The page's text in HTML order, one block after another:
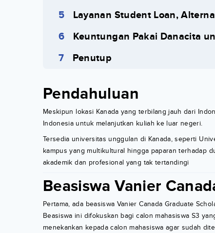
Layanan Student Loan,
Keuntungan Pakai Danacita
Penutup
Pendahuluan
Meskipun lokasi Kanada yang terbilang jauh dari
Indonesia untuk melanjutkan kuliah ke luar negeri.
Tersedia universitas unggulan di Kanada, seperti
kampus yang multikultural hingga paparan terhadap
akademik dan profesional yang tak tertandingi
Beasiswa Vanier
Pertama, ada beasiswa Vanier Canada Graduate
Beasiswa ini difokuskan bagi calon mahasiswa S3
menekankan kepada calon mahasiswa agar sudah